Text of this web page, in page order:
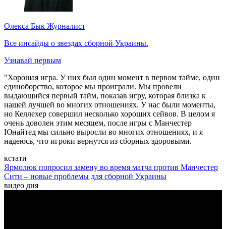
Олекса Бык Журналист
Все инсайды о звездах сборной Украины.
Узнавай первым
"Хорошая игра. У них был один момент в первом тайме, один
единоборство, которое мы проиграли. Мы провели
выдающийся первый тайм, показав игру, которая близка к
нашей лучшей во многих отношениях. У нас были моменты,
но Келлехер совершил несколько хороших сейвов. В целом я
очень доволен этим месяцем, после игры с Манчестер
Юнайтед мы сильно выросли во многих отношениях, и я
надеюсь, что игроки вернутся из сборных здоровыми.
кстати
Ярмолюк попросил замену во время матча против Манчестер
Сити – новые проблемы для сборной Украины
видео дня